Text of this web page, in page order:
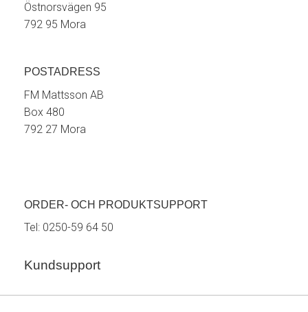
Östnorsvägen 95
792 95 Mora
POSTADRESS
FM Mattsson AB
Box 480
792 27 Mora
ORDER- OCH PRODUKTSUPPORT
Tel: 0250-59 64 50
Kundsupport